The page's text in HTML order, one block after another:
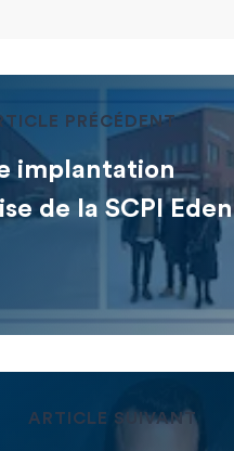
PRÉCÉDENT
implantation
de la SCPI Eden
ARTICLE SUIVANT